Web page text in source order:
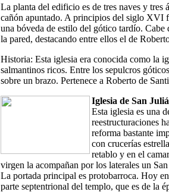
La planta del edificio es de tres naves y tres
cañón apuntado. A principios del siglo XVI
una bóveda de estilo del gótico tardío. Cabe
la pared, destacando entre ellos el de
Historia: Esta iglesia era conocida como la
salmantinos ricos. Entre los sepulcros
sobre un brazo. Pertenece a Roberto de
Iglesia de San
Esta iglesia es una
reestructuraciones
reforma bastante
con crucerías
retablo y en el
virgen la acompañan por los laterales un
La portada principal es protobarroca. Hoy
parte septentrional del templo, que es de la